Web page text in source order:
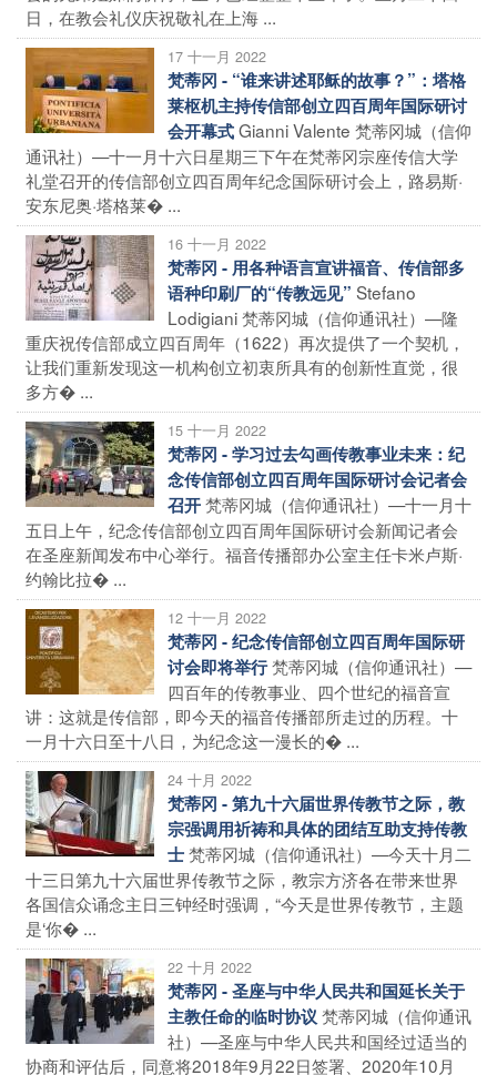
日，在教会礼仪庆祝敬礼在上海 ...
17 十一月 2022
梵蒂冈 - “谁来讲述耶稣的故事？”：塔格
莱枢机主持传信部创立四百周年国际研讨
会开幕式Gianni Valente 梵蒂冈城（信仰
通讯社）—十一月十六日星期三下午在梵蒂冈宗座传信大学
礼堂召开的传信部创立四百周年纪念国际研讨会上，路易斯·
安东尼奥·塔格莱� ...
16 十一月 2022
梵蒂冈 - 用各种语言宣讲福音、传信部多
语种印刷厂的“传教远见” Stefano
Lodigiani 梵蒂冈城（信仰通讯社）—隆
重庆祝传信部成立四百周年（1622）再次提供了一个契机，
让我们重新发现这一机构创立初衷所具有的创新性直觉，很
多方� ...
15 十一月 2022
梵蒂冈 - 学习过去勾画传教事业未来：纪
念传信部创立四百周年国际研讨会记者会
召开梵蒂冈城（信仰通讯社）—十一月十
五日上午，纪念传信部创立四百周年国际研讨会新闻记者会
在圣座新闻发布中心举行。福音传播部办公室主任卡米卢斯·
约翰比拉� ...
12 十一月 2022
梵蒂冈 - 纪念传信部创立四百周年国际研
讨会即将举行梵蒂冈城（信仰通讯社）—
四百年的传教事业、四个世纪的福音宣
讲：这就是传信部，即今天的福音传播部所走过的历程。十
一月十六日至十八日，为纪念这一漫长的� ...
24 十月 2022
梵蒂冈 - 第九十六届世界传教节之际，教
宗强调用祈祷和具体的团结互助支持传教
士梵蒂冈城（信仰通讯社）—今天十月二
十三日第九十六届世界传教节之际，教宗方济各在带来世界
各国信众诵念主日三钟经时强调，“今天是世界传教节，主题
是‘你� ...
22 十月 2022
梵蒂冈 - 圣座与中华人民共和国延长关于
主教任命的临时协议 梵蒂冈城（信仰通讯
社）—圣座与中华人民共和国经过适当的
协商和评估后，同意将2018年9月22日签署、2020年10月